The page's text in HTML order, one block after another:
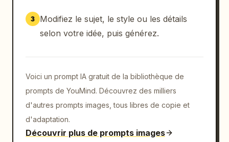
3
Modifiez le sujet, le style ou les détails
selon votre idée, puis générez.
Voici un prompt IA gratuit de la bibliothèque de
prompts de YouMind. Découvrez des milliers
d'autres prompts images, tous libres de copie et
d'adaptation.
Découvrir plus de prompts images